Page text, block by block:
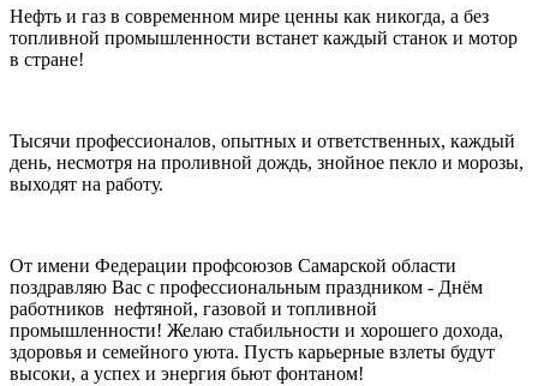
Нефть и газ в современном мире ценны как никогда, а без
топливной промышленности встанет каждый станок и мотор
в стране!
Тысячи профессионалов, опытных и ответственных, каждый
день, несмотря на проливной дождь, знойное пекло и морозы,
выходят на работу.
От имени Федерации профсоюзов Самарской области
поздравляю Вас с профессиональным праздником - Днём
работников нефтяной, газовой и топливной
промышленности! Желаю стабильности и хорошего дохода,
здоровья и семейного уюта. Пусть карьерные взлеты будут
высоки, а успех и энергия бьют фонтаном!